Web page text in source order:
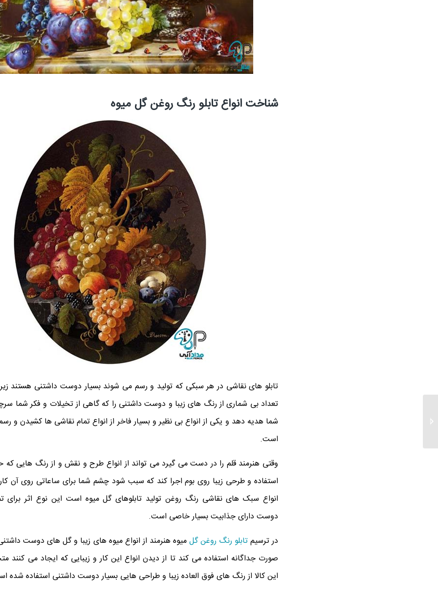
شناخت انواع تابلو رنگ روغن گل میوه
تابلو های نقاشی در هر سبکی که تولید و رسم می شوند بسیار دوست داشتنی هستند زیرا
تعداد بی شماری از رنگ های زیبا و دوست داشتنی را که گاهی از تخیلات و فکر شما
شما هدیه دهد و یکی از انواع بی نظیر و بسیار فاخر از انواع تمام نقاشی ها کشیدن و
است.
وقتی هنرمند قلم را در دست می گیرد می تواند از انواع طرح و نقش و از رنگ هایی که
استفاده و طرحی زیبا روی بوم اجرا کند که سبب شود چشم شما برای ساعاتی روی آن کار
انواع سبک های نقاشی رنگ روغن تولید تابلوهای گل میوه است این نوع اثر برای
دوست دارای جذابیت بسیار خاصی است.
در ترسیمتابلو رنگ روغن گلمیوه هنرمند از انواع میوه های زیبا و گل های دوست
صورت جداگانه استفاده می کند تا از دیدن انواع این کار و زیبایی که ایجاد می کنند
این کالا از رنگ های فوق العاده زیبا و طراحی هایی بسیار دوست داشتنی استفاده شده